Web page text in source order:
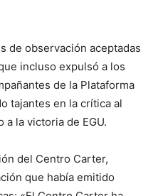
de observación aceptadas
incluso expulsó a los
de la Plataforma
tajantes en la crítica al
la victoria de EGU.
del Centro Carter,
que había emitido